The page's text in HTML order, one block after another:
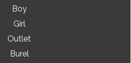
Boy
Girl
Outlet
Burel